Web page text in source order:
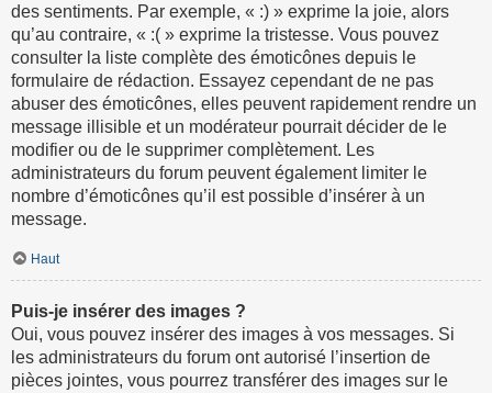
des sentiments. Par exemple, « :) » exprime la joie, alors
qu’au contraire, « :( » exprime la tristesse. Vous pouvez
consulter la liste complète des émoticônes depuis le
formulaire de rédaction. Essayez cependant de ne pas
abuser des émoticônes, elles peuvent rapidement rendre un
message illisible et un modérateur pourrait décider de le
modifier ou de le supprimer complètement. Les
administrateurs du forum peuvent également limiter le
nombre d’émoticônes qu’il est possible d’insérer à un
message.
Haut
Puis-je insérer des images ?
Oui, vous pouvez insérer des images à vos messages. Si
les administrateurs du forum ont autorisé l’insertion de
pièces jointes, vous pourrez transférer des images sur le